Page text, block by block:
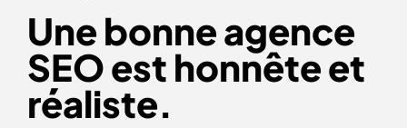
Une bonne agence
SEO est honnête et
réaliste.